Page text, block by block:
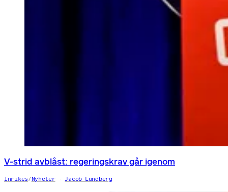
V-strid avblåst: regeringskrav går igenom
Inrikes /Nyheter Jacob Lundberg